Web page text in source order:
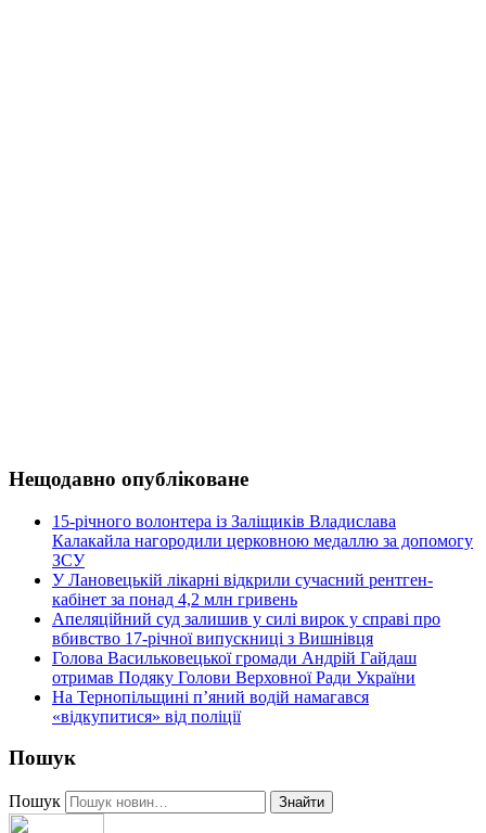
Нещодавно опубліковане
15-річного волонтера із Заліщиків Владислава
Калакайла нагородили церковною медаллю за допомогу
ЗСУ
У Лановецькій лікарні відкрили сучасний рентген-
кабінет за понад 4,2 млн гривень
Апеляційний суд залишив у силі вирок у справі про
вбивство 17-річної випускниці з Вишнівця
Голова Васильковецької громади Андрій Гайдаш
отримав Подяку Голови Верховної Ради України
На Тернопільщині п’яний водій намагався
«відкупитися» від поліції
Пошук
Пошук Знайти